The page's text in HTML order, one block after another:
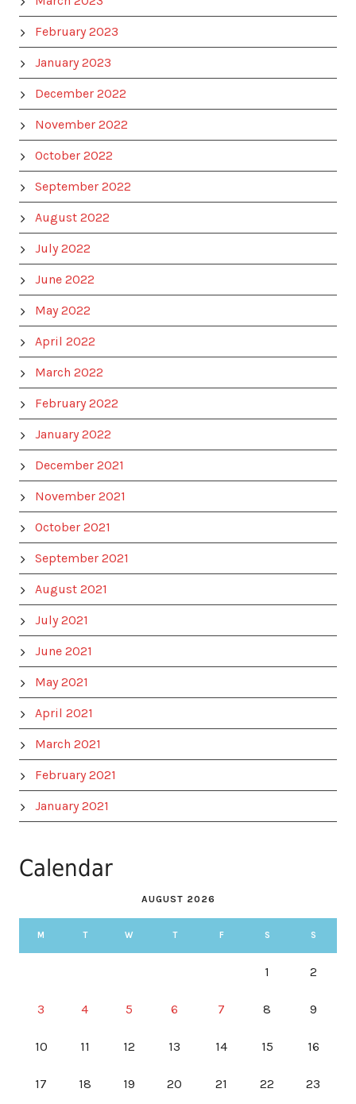
February 2023
January 2023
December 2022
November 2022
October 2022
September 2022
August 2022
July 2022
June 2022
May 2022
April 2022
March 2022
February 2022
January 2022
December 2021
November 2021
October 2021
September 2021
August 2021
July 2021
June 2021
May 2021
April 2021
March 2021
February 2021
January 2021
Calendar
AUGUST 2026
M T W T F S S
1 2
3 4 5 6 7 8 9
10 11 12 13 14 15 16
17 18 19 20 21 22 23